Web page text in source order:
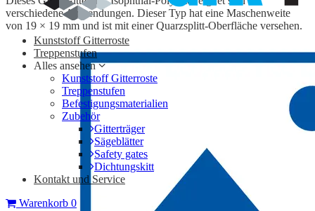
Kunststoff Gitterroste
Treppenstufen
Alles ansehen
Kunststoff Gitterroste
Treppenstufen
Befestigungsmaterialien
Zubehör
Gitterträger
Sägeblätter
Safety gates
Dichtungskitt
Kontakt und Service
Warenkorb 0
verschiedene Anwendungen. Dieser Typ hat eine Maschenweite
von 19 × 19 mm und ist mit einer Quarzsplitt-Oberfläche versehen.